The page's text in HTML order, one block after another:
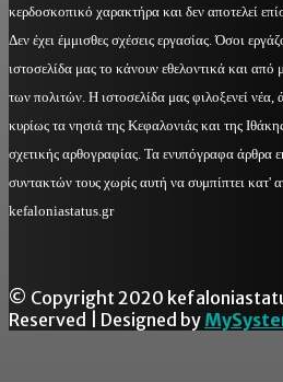
κερδοσκοπικό χαρακτήρα και δεν αποτελεί
Δεν έχει έμμισθες σχέσεις εργασίας. Όσοι
ιστοσελίδα μας το κάνουν εθελοντικά και
των πολιτών. Η ιστοσελίδα μας φιλοξενεί
κυρίως τα νησιά της Κεφαλονιάς και της
σχετικής αρθογραφίας. Τα ενυπόγραφα άρθρα
συντακτών τους χωρίς αυτή να συμπίπτει κατ'
kefaloniastatus.gr
© Copyright 2020
Reserved | Designed by